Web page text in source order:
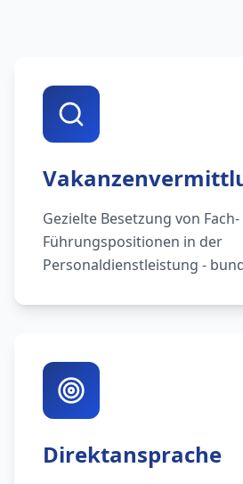
Gezielte Besetzung von
Führungspositionen in der
Personaldienstleistung -
Direktansprache